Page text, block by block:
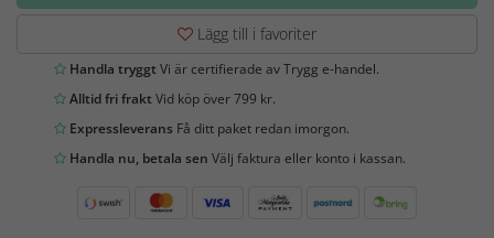
Lägg till i favoriter
Handla tryggtVi är certifierade av Trygg e-handel.
Alltid fri fraktVid köp över 799 kr.
Expressleverans Få ditt paket redan imorgon.
Handla nu, betala sen Välj faktura eller konto i kassan.